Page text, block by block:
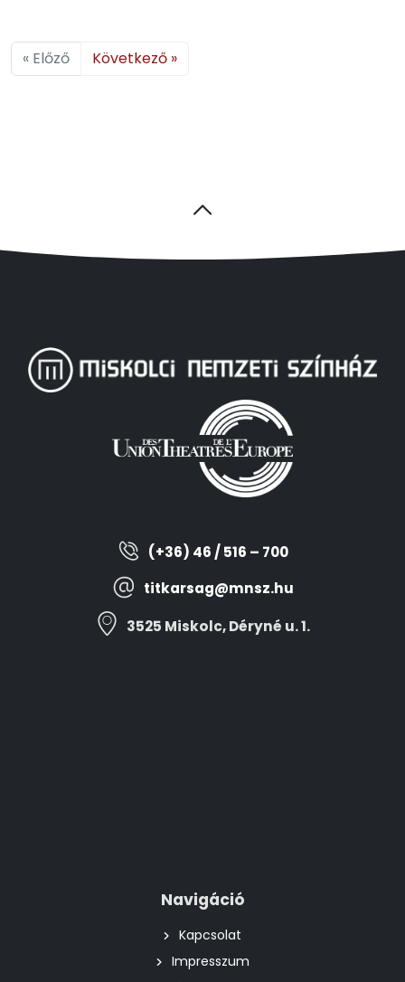
« Előző Következő »
(+36) 46 / 516 – 700
titkarsag@mnsz.hu
3525 Miskolc, Déryné u. 1.
Navigáció
Kapcsolat
Impresszum